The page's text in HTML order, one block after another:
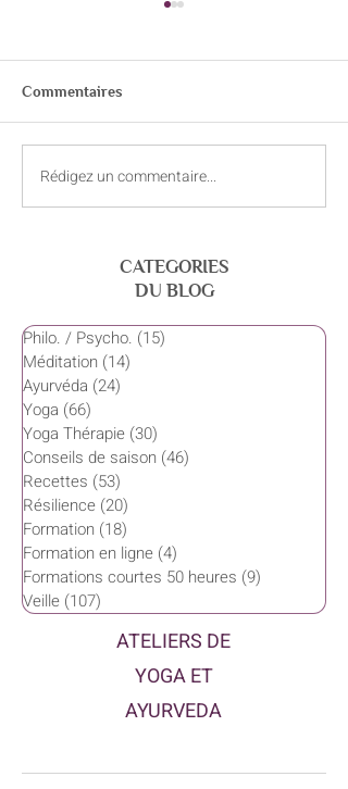
Ressources (sites web) sur
Commentaires
Rédigez un commentaire...
CATEGORIES
DU BLOG
Philo. / Psycho. (15)
Méditation (14)
Ayurvéda (24)
Yoga (66)
Yoga Thérapie (30)
Conseils de saison (46)
Recettes (53)
Résilience (20)
Formation (18)
Formation en ligne (4)
Formations courtes 50 heures (9)
Veille (107)
ATELIERS DE
YOGA ET
AYURVEDA